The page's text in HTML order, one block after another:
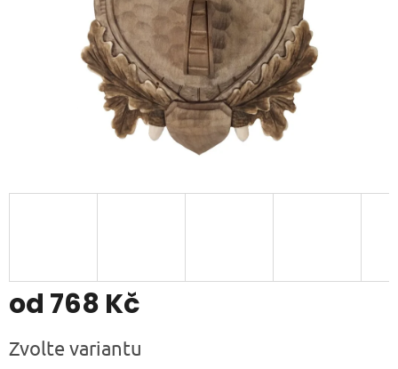
od 768 Kč
cena:
Zvolte variantu